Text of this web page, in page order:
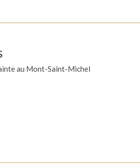
au Mont-Saint-Michel